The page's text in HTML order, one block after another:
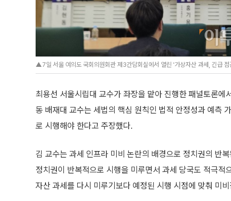
▲7일 서울 여의도 국회의원회관 제3간담회실에서 열린 '가상자산 과세, 긴급
최용선 서울시립대 교수가 좌장을 맡아 진행한 패널토론
동 배재대 교수는 세법의 핵심 원칙인 법적 안정성과 예측
로 시행해야 한다고 주장했다.
김 교수는 과세 인프라 미비 논란의 배경으로 정치권의 반
정치권이 반복적으로 시행을 미루면서 과세 당국도 적극
자산 과세를 다시 미루기보다 예정된 시행 시점에 맞춰 미